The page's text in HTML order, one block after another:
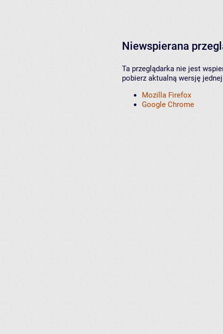
Niewspierana
Ta przeglądarka nie jest
pobierz aktualną wersję
Mozilla Firefox
Google Chrome